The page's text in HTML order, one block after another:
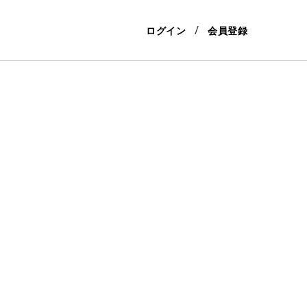
ログイン 会員登録